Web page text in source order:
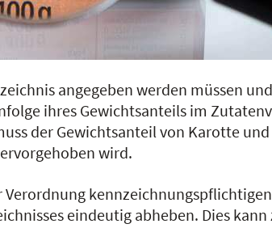
angegeben werden müssen
ihres Gewichtsanteils im
der Gewichtsanteil von Karotte
wird.
Verordnung
eindeutig abheben. Dies kann